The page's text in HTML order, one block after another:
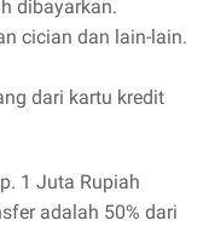
dibayarkan.
cician dan lain-lain.
dari kartu kredit
1 Juta Rupiah
adalah 50% dari